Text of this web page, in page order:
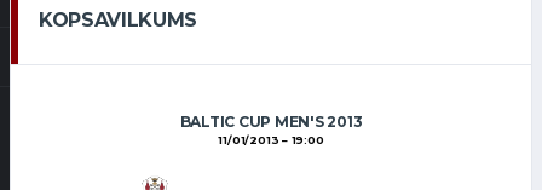
KOPSAVILKUMS
BALTIC CUP MEN'S 2013
11/01/2013 19:00